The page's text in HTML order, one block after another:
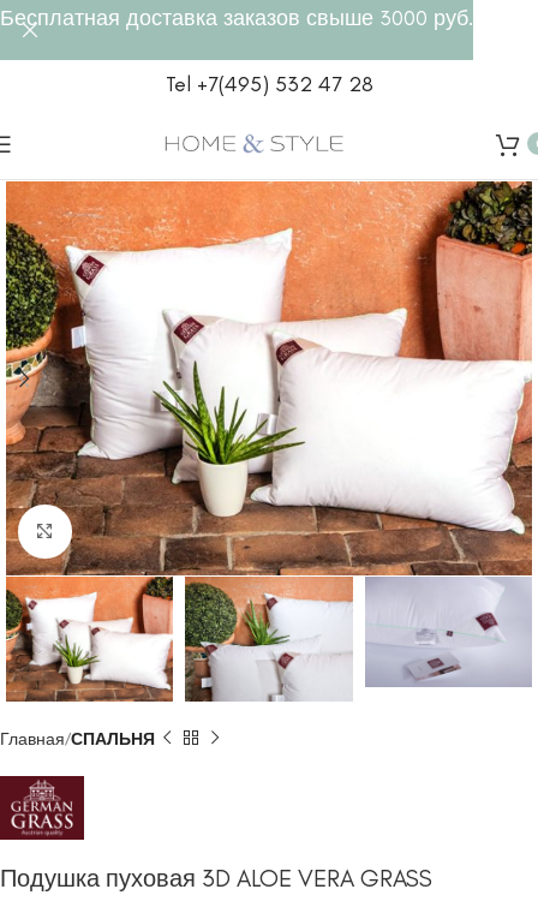
Tel +7(495) 532 47 28
Click to enlarge
Главная СПАЛЬНЯ
Подушка пуховая 3D ALOE VERA GRASS
Бесплатная доставка заказов свыше 3000 руб.